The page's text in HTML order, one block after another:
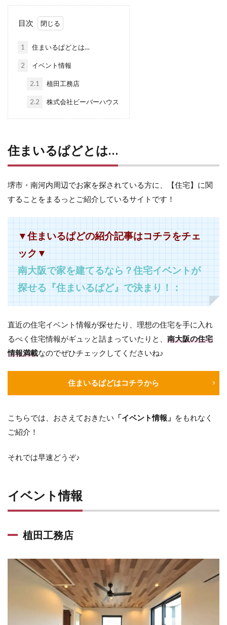
目次
1 住まいるぱどとは…
2 イベント情報
2.1 植田工務店
2.2 株式会社ビーバーハウス
住まいるぱどとは…
堺市・南河内周辺でお家を探されている方に、【住宅】に関
することをまるっとご紹介しているサイトです！
▼住まいるぱどの紹介記事はコチラをチェ
ック▼
南大阪で家を建てるなら？住宅イベントが
探せる『住まいるぱど』で決まり！：
直近の住宅イベント情報が探せたり、理想の住宅を手に入れ
るべく住宅情報がギュッと詰まっていたりと、 南大阪の住宅
情報満載なのでぜひチェックしてくださいね♪
住まいるぱどはコチラから
こちらでは、おさえておきたい 「イベント情報」 をもれなく
ご紹介！
それでは早速どうぞ♪
イベント情報
植田工務店